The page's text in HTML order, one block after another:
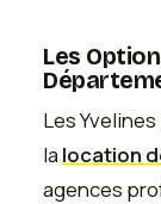
Les
Les
la location
agences